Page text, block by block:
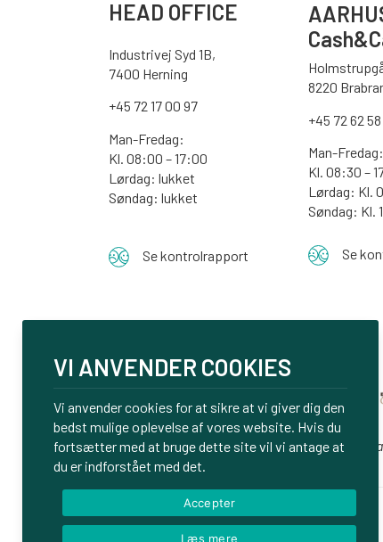
HEAD OFFICE
Industrivej Syd 1B,
7400 Herning
+45 72 17 00 97
Man-Fredag:
Kl. 08:00 – 17:00
Lørdag: lukket
Søndag: lukket
Se kontrolrapport
8220
+45 72 62
Man-Fredag:
Kl. 08:30 –
Lørdag: Kl.
Søndag: Kl.
Se
Vi er
Login
VI ANVENDER COOKIES
Vi anvender cookies for at sikre at vi giver dig den
bedst mulige oplevelse af vores website. Hvis du
fortsætter med at bruge dette site vil vi antage at
du er indforstået med det.
Accepter
Læs mere